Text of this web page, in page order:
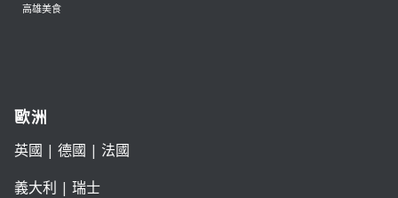
高雄美食
歐洲
英國 | 德國 | 法國
義大利 | 瑞士